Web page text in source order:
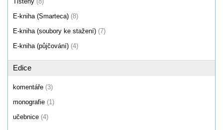
E-kniha (Smarteca) (8)
E-kniha (soubory ke stažení) (7)
E-kniha (půjčování) (4)
Edice
komentáře (3)
monografie (1)
učebnice (4)